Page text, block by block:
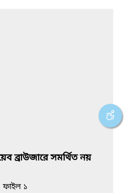
ব্রাউজারে সমর্থিত নয়
ফাইল ১